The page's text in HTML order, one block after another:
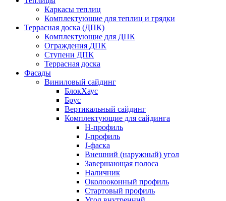
Каркасы теплиц
Комплектующие для теплиц и грядки
Террасная доска (ДПК)
Комплектующие для ДПК
Ограждения ДПК
Ступени ДПК
Террасная доска
Фасады
Виниловый сайдинг
БлокХаус
Брус
Вертикальный сайдинг
Комплектующие для сайдинга
H-профиль
J-профиль
J-фаска
Внешний (наружный) угол
Завершающая полоса
Наличник
Околооконный профиль
Стартовый профиль